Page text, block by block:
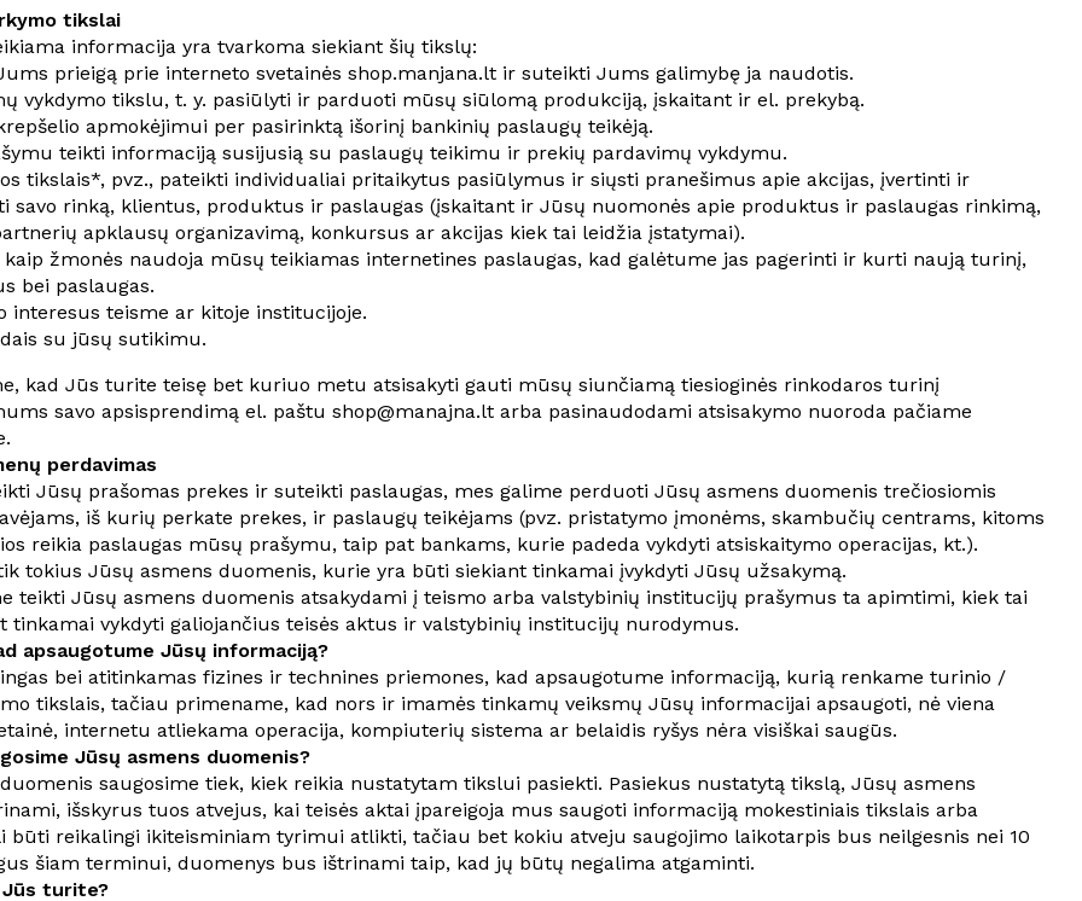
tikslai
informacija yra tvarkoma siekiant šių tikslų:
prieigą prie interneto svetainės shop.manjana.lt ir suteikti Jums galimybę ja naudotis.
vykdymo tikslu, t. y. pasiūlyti ir parduoti mūsų siūlomą produkciją, įskaitant ir el. prekybą.
apmokėjimui per pasirinktą išorinį bankinių paslaugų teikėją.
teikti informaciją susijusią su paslaugų teikimu ir prekių pardavimų vykdymu.
tikslais*, pvz., pateikti individualiai pritaikytus pasiūlymus ir siųsti pranešimus apie akcijas, įvertinti ir
savo rinką, klientus, produktus ir paslaugas (įskaitant ir Jūsų nuomonės apie produktus ir paslaugas rinkimą,
apklausų organizavimą, konkursus ar akcijas kiek tai leidžia įstatymai).
kaip žmonės naudoja mūsų teikiamas internetines paslaugas, kad galėtume jas pagerinti ir kurti naują turinį,
bei paslaugas.
interesus teisme ar kitoje institucijoje.
su jūsų sutikimu.
kad Jūs turite teisę bet kuriuo metu atsisakyti gauti mūsų siunčiamą tiesioginės rinkodaros turinį
savo apsisprendimą el. paštu shop@manajna.lt arba pasinaudodami atsisakymo nuoroda pačiame
perdavimas
Jūsų prašomas prekes ir suteikti paslaugas, mes galime perduoti Jūsų asmens duomenis trečiosiomis
iš kurių perkate prekes, ir paslaugų teikėjams (pvz. pristatymo įmonėms, skambučių centrams, kitoms
reikia paslaugas mūsų prašymu, taip pat bankams, kurie padeda vykdyti atsiskaitymo operacijas, kt.).
tokius Jūsų asmens duomenis, kurie yra būti siekiant tinkamai įvykdyti Jūsų užsakymą.
teikti Jūsų asmens duomenis atsakydami į teismo arba valstybinių institucijų prašymus ta apimtimi, kiek tai
tinkamai vykdyti galiojančius teisės aktus ir valstybinių institucijų nurodymus.
apsaugotume Jūsų informaciją?
bei atitinkamas fizines ir technines priemones, kad apsaugotume informaciją, kurią renkame turinio /
tikslais, tačiau primename, kad nors ir imamės tinkamų veiksmų Jūsų informacijai apsaugoti, nė viena
internetu atliekama operacija, kompiuterių sistema ar belaidis ryšys nėra visiškai saugūs.
Jūsų asmens duomenis?
saugosime tiek, kiek reikia nustatytam tikslui pasiekti. Pasiekus nustatytą tikslą, Jūsų asmens
išskyrus tuos atvejus, kai teisės aktai įpareigoja mus saugoti informaciją mokestiniais tikslais arba
būti reikalingi ikiteisminiam tyrimui atlikti, tačiau bet kokiu atveju saugojimo laikotarpis bus neilgesnis nei 10
šiam terminui, duomenys bus ištrinami taip, kad jų būtų negalima atgaminti.
Jūs turite?